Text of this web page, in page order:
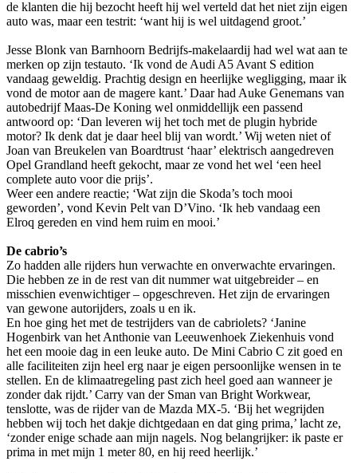
de klanten die hij bezocht heeft hij wel verteld dat het niet zijn eigen
auto was, maar een testrit: ‘want hij is wel uitdagend groot.’
Jesse Blonk van Barnhoorn Bedrijfs-makelaardij had wel wat aan te
merken op zijn testauto. ‘Ik vond de Audi A5 Avant S edition
vandaag geweldig. Prachtig design en heerlijke wegligging, maar ik
vond de motor aan de magere kant.’ Daar had Auke Genemans van
autobedrijf Maas-De Koning wel onmiddellijk een passend
antwoord op: ‘Dan leveren wij het toch met de plugin hybride
motor? Ik denk dat je daar heel blij van wordt.’ Wij weten niet of
Joan van Breukelen van Boardtrust ‘haar’ elektrisch aangedreven
Opel Grandland heeft gekocht, maar ze vond het wel ‘een heel
complete auto voor die prijs’.
Weer een andere reactie; ‘Wat zijn die Skoda’s toch mooi
geworden’, vond Kevin Pelt van D’Vino. ‘Ik heb vandaag een
Elroq gereden en vind hem ruim en mooi.’
De cabrio’s
Zo hadden alle rijders hun verwachte en onverwachte ervaringen.
Die hebben ze in de rest van dit nummer wat uitgebreider – en
misschien evenwichtiger – opgeschreven. Het zijn de ervaringen
van gewone autorijders, zoals u en ik.
En hoe ging het met de testrijders van de cabriolets? ‘Janine
Hogenbirk van het Anthonie van Leeuwenhoek Ziekenhuis vond
het een mooie dag in een leuke auto. De Mini Cabrio C zit goed en
alle faciliteiten zijn heel erg naar je eigen persoonlijke wensen in te
stellen. En de klimaatregeling past zich heel goed aan wanneer je
zonder dak rijdt.’ Carry van der Sman van Bright Workwear,
tenslotte, was de rijder van de Mazda MX-5. ‘Bij het wegrijden
hebben wij toch het dakje dichtgedaan en dat ging prima,’ lacht ze,
‘zonder enige schade aan mijn nagels. Nog belangrijker: ik paste er
prima in met mijn 1 meter 80, en hij reed heerlijk.’